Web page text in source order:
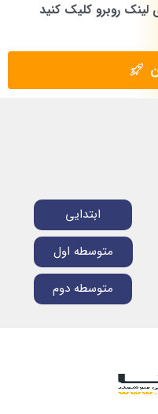
لینک روبرو کلیک کنید
ابتدایی
متوسطه اول
متوسطه دوم